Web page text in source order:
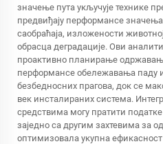
значење пута укључује технике
предвиђају перформансе
саобраћаја, изложености
обрасца деградације. Ови
проактивно планирање
перформансе обележавања паду
безбедносних прагова, док се
век инсталираних система.
средствима могу пратити
заједно са другим захтевима за
оптимизовала укупна ефикасност